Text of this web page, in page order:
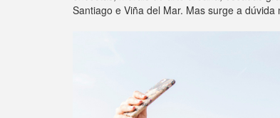
Santiago e Viña del Mar. Mas surge a